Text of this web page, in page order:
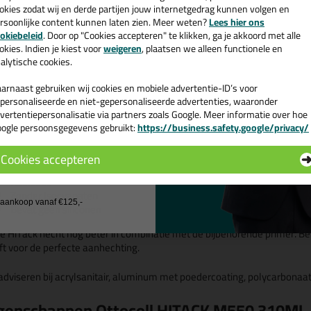
HiTack hecht nóg beter in combinatie met de bijbehorende primer.
nodig heeft voor de perfecte aanhechting. Wij adviseren bij
hard een hechtingstest te doen.
van de Ottocoll HiTack M550
Een supersnelle verlijming
Verbeterde aanvangshechting van 280kg/m² (voorheen 200kg/m²)
Opslagstabiliteit van 12 maanden (voorheen 9 maanden)
Ook voor natuursteen
Hecht op vochtige ondergronden
Reukloos
Zonder Isocyanaten
Bevat geen siliconen
HiTack hecht nog beter in combinatie met de bijbehorende primer.
voor de perfecte aanhechting.
bij acrylsanitair, aluminum met poedercoating,
zodat wij en derde partijen jouw internetgedrag kunnen volgen en
content kunnen laten zien. Meer weten?Lees hier ons
. Door op "Cookies accepteren" te klikken, ga je akkoord met alle
Indien je kiest voorweigeren, plaatsen we alleen functionele en
cookies.
gebruiken wij cookies en mobiele advertentie-ID’s voor
en niet-gepersonaliseerde advertenties, waaronder
via partners zoals Google. Meer informatie over hoe
persoonsgegevens gebruikt:https://business.safety.google/privacy/
Cookies accepteren
en ontvang een
€35,-bij je eerste bestelling!
de actiecode ›
geen cadeau
vanaf €125,-